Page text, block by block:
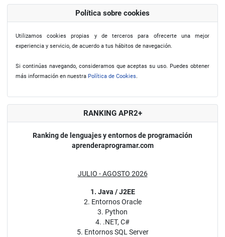
Política sobre cookies
Utilizamos cookies propias y de terceros para ofrecerte una mejor
experiencia y servicio, de acuerdo a tus hábitos de navegación.
Si continúas navegando, consideramos que aceptas su uso. Puedes obtener
más información en nuestra Política de Cookies.
RANKING APR2+
Ranking de lenguajes y entornos de programación
aprenderaprogramar.com
JULIO - AGOSTO 2026
1. Java / J2EE
2. Entornos Oracle
3. Python
4. .NET, C#
5. Entornos SQL Server